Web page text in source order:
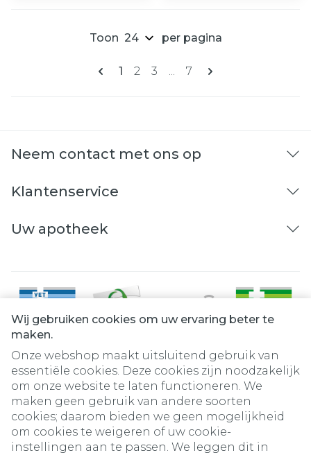
Wij gebruiken cookies om uw ervaring beter te
maken.
Onze webshop maakt uitsluitend gebruik van
essentiële cookies. Deze cookies zijn noodzakelijk
om onze website te laten functioneren. We
maken geen gebruik van andere soorten
cookies; daarom bieden we geen mogelijkheid
om cookies te weigeren of uw cookie-
instellingen aan te passen. We leggen dit in
Pagina's
U lees momenteel pagina
1 Pagina
2 Pagina
3 ... Pagina
7
Toon per pagina
Neem contact met ons op
Klantenservice
Uw apotheek
Juridische links